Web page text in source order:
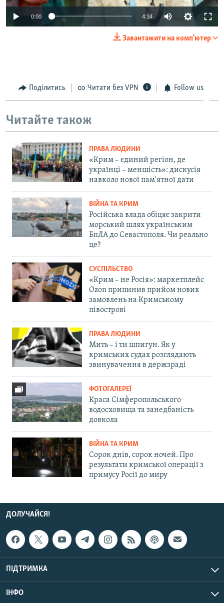
1080p
0:00 4:34
1080p
Завантажити на комп'ютер
Поділитись Читати без VPN Follow us
Читайте також
ПРАВА ЛЮДИНИ
«Крим – єдиний регіон, де
українці – меншість»: дискусія
навколо нової пам'ятної дати
ВІЙНА ТА КРИМ
Російська влада обіцяє закрити
морський шлях українським
БпЛА до Севастополя. Чи реально
це?
СУСПІЛЬСТВО
«Крим – не Росія»: маркетплейс
Ozon припинив прийом нових
замовлень на Кримському
півострові
ПРАВА ЛЮДИНИ
Мить – і ти шпигун. Як у
кримських судах розглядають
звинувачення в держзраді
ФОТОГАЛЕРЕЇ
Краса Сімферопольського
водосховища та занедбаність
довкола
ВІЙНА ТА КРИМ
Сорок днів, сорок ночей. Про
результати кримської операції з
примусу Росії до миру
ДОЛУЧАЙСЯ!
ПІДТРИМКА
ІНФО